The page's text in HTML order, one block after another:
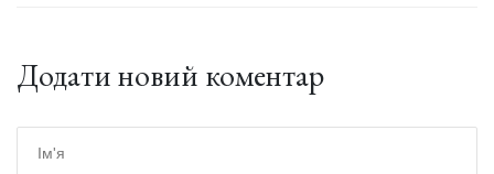
Додати новий коментар